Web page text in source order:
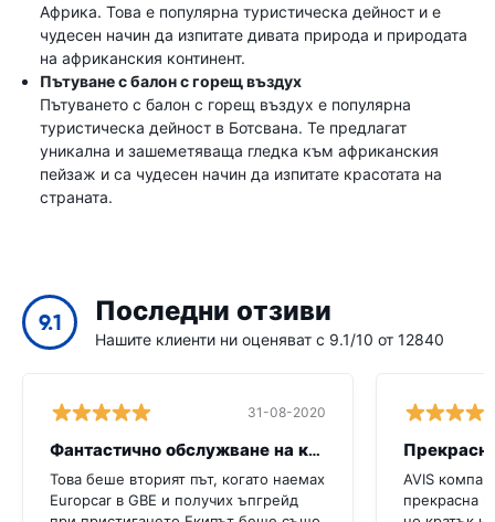
Африка. Това е популярна туристическа дейност и е
чудесен начин да изпитате дивата природа и природата
на африканския континент.
Пътуване с балон с горещ въздух
Пътуването с балон с горещ въздух е популярна
туристическа дейност в Ботсвана. Те предлагат
уникална и зашеметяваща гледка към африканския
пейзаж и са чудесен начин да изпитате красотата на
страната.
9.1 Последни отзиви
Нашите клиенти ни оценяват с 9.1/10 от 12840
31-08-2020
Фантастично обслужване на клиенти
Това беше вторият път, когато наемах
Europcar в GBE и получих ъпгрейд
AVIS
прекрасна